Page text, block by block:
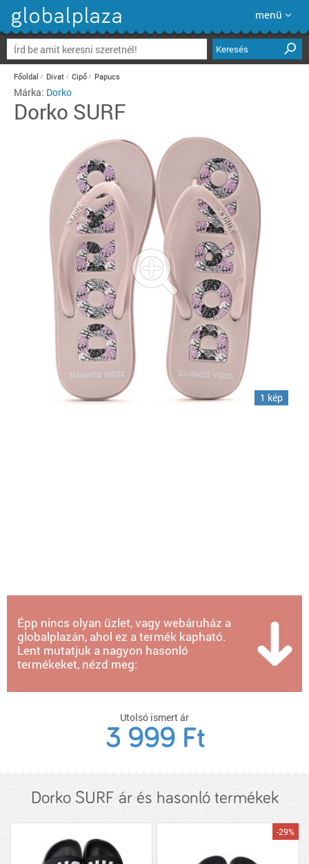
menü
Keresés
Főoldal Divat Cipő Papucs
Márka: Dorko
Dorko SURF
1 kép
Épp nincs olyan üzlet, vagy webáruház a
globalplazán, ahol ez a termék kapható.
Lent mutatjuk a nagyon hasonló
termékeket, nézd meg:
Utolsó ismert ár
3 999 Ft
Dorko SURF ár és hasonló termékek
-29%